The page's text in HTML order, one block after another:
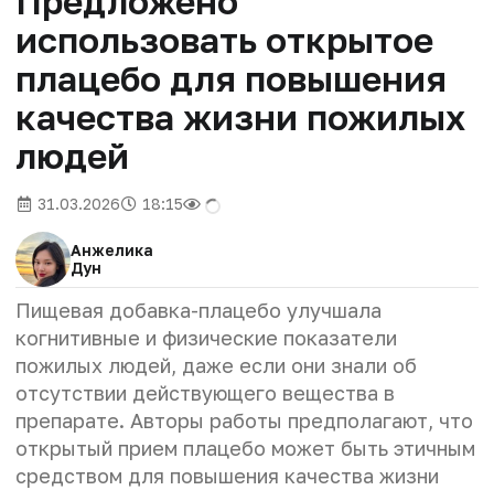
использовать открытое
плацебо для повышения
качества жизни пожилых
людей
31.03.2026 18:15
Анжелика
Дун
Пищевая добавка-плацебо улучшала
когнитивные и физические показатели
пожилых людей, даже если они знали об
отсутствии действующего вещества в
препарате. Авторы работы предполагают, что
открытый прием плацебо может быть этичным
средством для повышения качества жизни